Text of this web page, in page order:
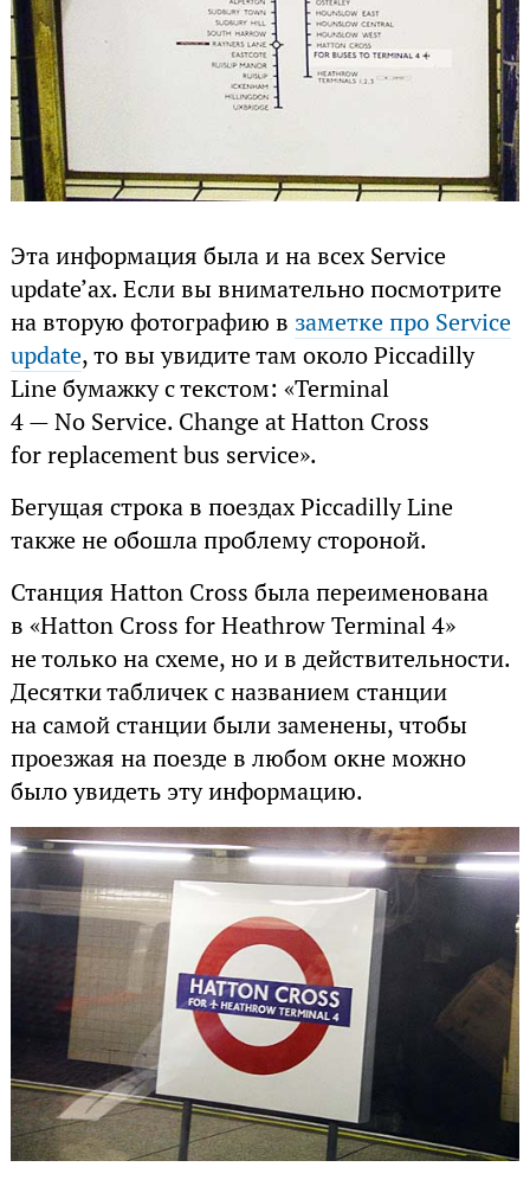
Эта информация была и на всех Service
update’ах. Если вы внимательно посмотрите
на вторую фотографию в заметке про Service
update, то вы увидите там около Piccadilly
Line бумажку с текстом: «Terminal
4 — No Service. Change at Hatton Cross
for replacement bus service».
Бегущая строка в поездах Piccadilly Line
также не обошла проблему стороной.
Станция Hatton Cross была переименована
в «Hatton Cross for Heathrow Terminal 4»
не только на схеме, но и в действительности.
Десятки табличек с названием станции
на самой станции были заменены, чтобы
проезжая на поезде в любом окне можно
было увидеть эту информацию.